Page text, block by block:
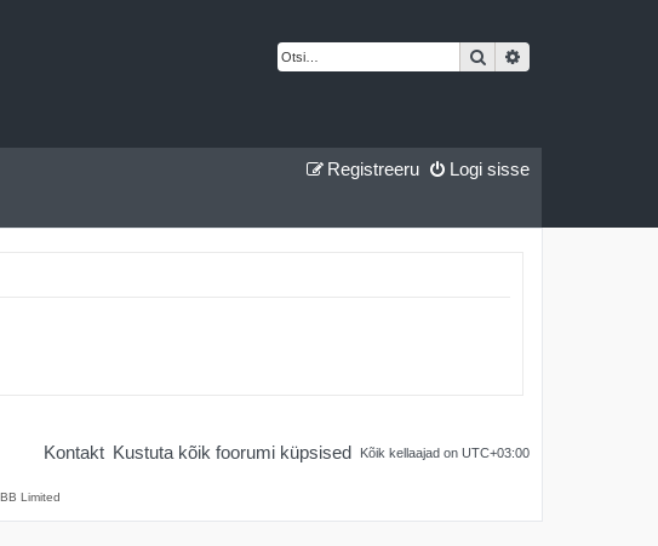
Otsi
Logi sisse
Registreeru
Kõik kellaajad on UTC+03:00
Kustuta kõik foorumi küpsised
Kontakt
Limited